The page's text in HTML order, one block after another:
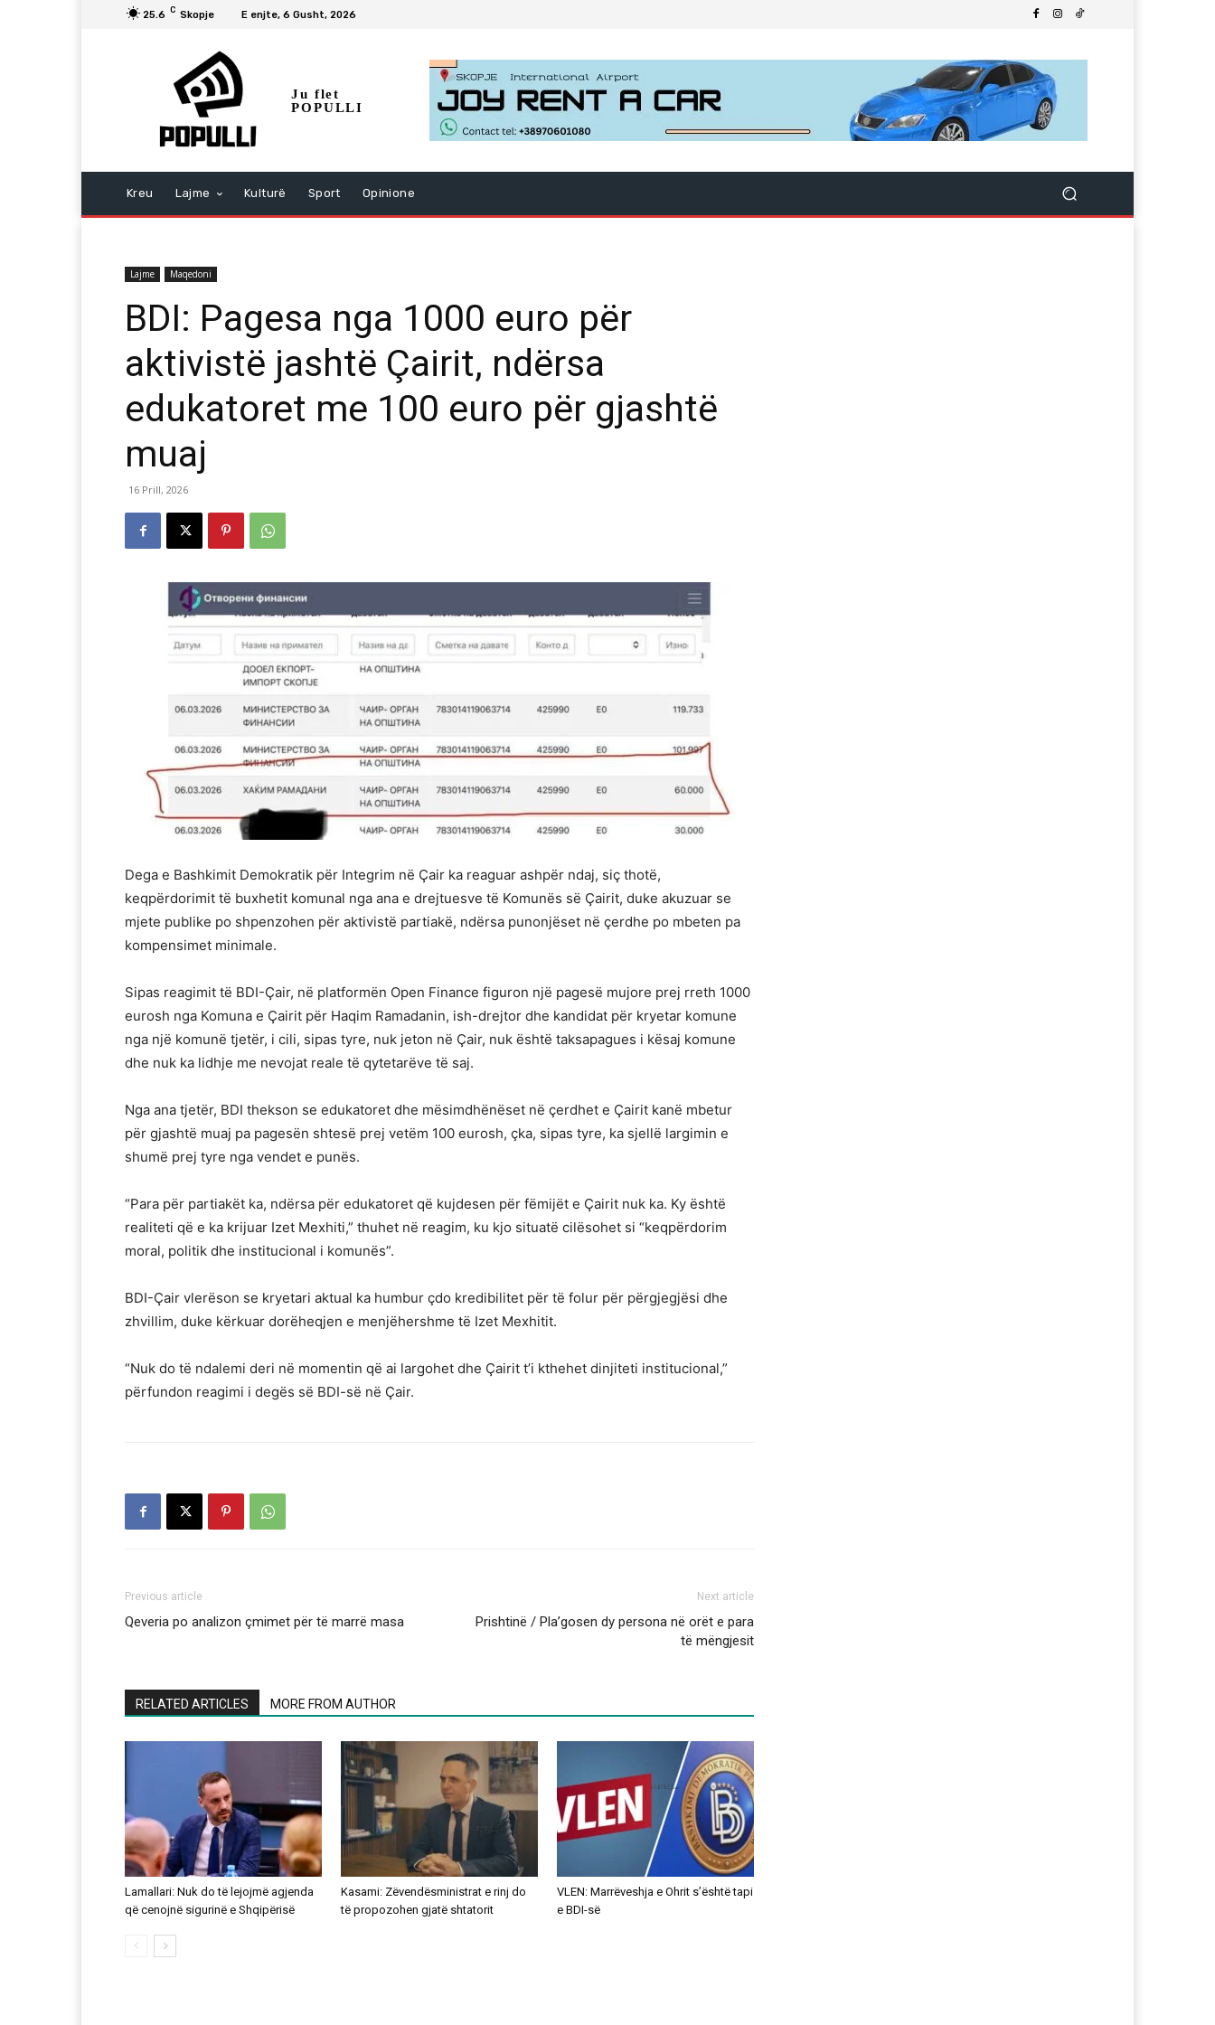
25.6 C Skopje E enjte, 6 Gusht, 2026
Ju flet
POPULLI
Kreu Lajme Kulturë Sport Opinione
Lajme Maqedoni
BDI: Pagesa nga 1000 euro për
aktivistë jashtë Çairit, ndërsa
edukatoret me 100 euro për gjashtë
muaj
16 Prill, 2026
Dega e Bashkimit Demokratik për Integrim në Çair ka reaguar ashpër ndaj, siç thotë,
keqpërdorimit të buxhetit komunal nga ana e drejtuesve të Komunës së Çairit, duke akuzuar se
mjete publike po shpenzohen për aktivistë partiakë, ndërsa punonjëset në çerdhe po mbeten pa
kompensimet minimale.
Sipas reagimit të BDI-Çair, në platformën Open Finance figuron një pagesë mujore prej rreth 1000
eurosh nga Komuna e Çairit për Haqim Ramadanin, ish-drejtor dhe kandidat për kryetar komune
nga një komunë tjetër, i cili, sipas tyre, nuk jeton në Çair, nuk është taksapagues i kësaj komune
dhe nuk ka lidhje me nevojat reale të qytetarëve të saj.
Nga ana tjetër, BDI thekson se edukatoret dhe mësimdhënëset në çerdhet e Çairit kanë mbetur
për gjashtë muaj pa pagesën shtesë prej vetëm 100 eurosh, çka, sipas tyre, ka sjellë largimin e
shumë prej tyre nga vendet e punës.
“Para për partiakët ka, ndërsa për edukatoret që kujdesen për fëmijët e Çairit nuk ka. Ky është
realiteti që e ka krijuar Izet Mexhiti,” thuhet në reagim, ku kjo situatë cilësohet si “keqpërdorim
moral, politik dhe institucional i komunës”.
BDI-Çair vlerëson se kryetari aktual ka humbur çdo kredibilitet për të folur për përgjegjësi dhe
zhvillim, duke kërkuar dorëheqjen e menjëhershme të Izet Mexhitit.
“Nuk do të ndalemi deri në momentin që ai largohet dhe Çairit t’i kthehet dinjiteti institucional,”
përfundon reagimi i degës së BDI-së në Çair.
Previous article
Qeveria po analizon çmimet për të marrë masa
Next article
Prishtinë / Pla’gosen dy persona në orët e para
të mëngjesit
RELATED ARTICLES MORE FROM AUTHOR
Lamallari: Nuk do të lejojmë agjenda
që cenojnë sigurinë e Shqipërisë
Kasami: Zëvendësministrat e rinj do
të propozohen gjatë shtatorit
VLEN: Marrëveshja e Ohrit s’është tapi
e BDI-së